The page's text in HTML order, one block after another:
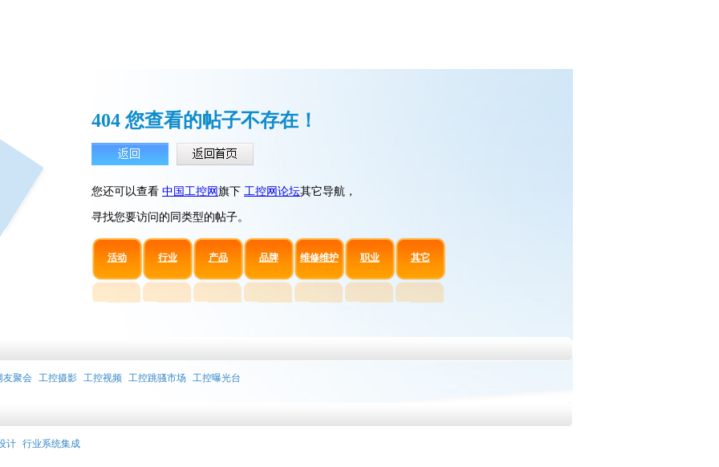
404 您查看的帖子不存在！
您还可以查看 中国工控网 旗下 工控网论坛其它导航，
寻找您要访问的同类型的帖子。
活动 行业 产品 品牌 维修维护 职业 其它
友聚会 工控摄影 工控视频 工控跳骚市场 工控曝光台
计 行业系统集成